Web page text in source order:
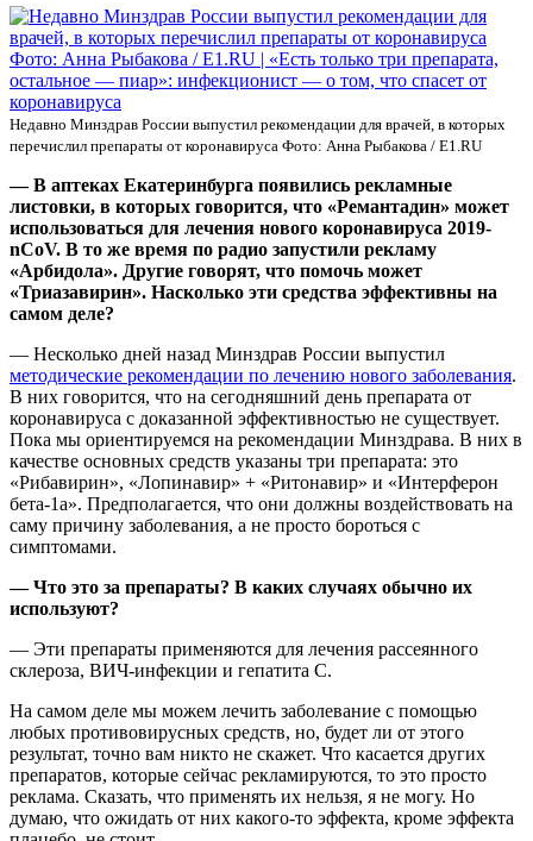
Недавно Минздрав России выпустил рекомендации для врачей, в которых
перечислил препараты от коронавируса Фото: Анна Рыбакова / Е1.RU
— В аптеках Екатеринбурга появились рекламные
листовки, в которых говорится, что «Ремантадин» может
использоваться для лечения нового коронавируса 2019-
nCoV. В то же время по радио запустили рекламу
«Арбидола». Другие говорят, что помочь может
«Триазавирин». Насколько эти средства эффективны на
самом деле?
— Несколько дней назад Минздрав России выпустил
методические рекомендации по лечению нового заболевания.
В них говорится, что на сегодняшний день препарата от
коронавируса с доказанной эффективностью не существует.
Пока мы ориентируемся на рекомендации Минздрава. В них в
качестве основных средств указаны три препарата: это
«Рибавирин», «Лопинавир» + «Ритонавир» и «Интерферон
бета-1a». Предполагается, что они должны воздействовать на
саму причину заболевания, а не просто бороться с
симптомами.
— Что это за препараты? В каких случаях обычно их
используют?
— Эти препараты применяются для лечения рассеянного
склероза, ВИЧ-инфекции и гепатита С.
На самом деле мы можем лечить заболевание с помощью
любых противовирусных средств, но, будет ли от этого
результат, точно вам никто не скажет. Что касается других
препаратов, которые сейчас рекламируются, то это просто
реклама. Сказать, что применять их нельзя, я не могу. Но
думаю, что ожидать от них какого-то эффекта, кроме эффекта